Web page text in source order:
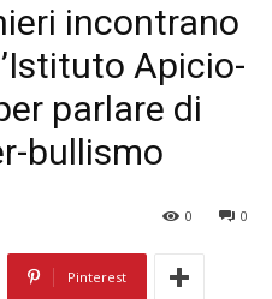
incontrano
Apicio-
parlare di
bullismo
0
0
Pinterest